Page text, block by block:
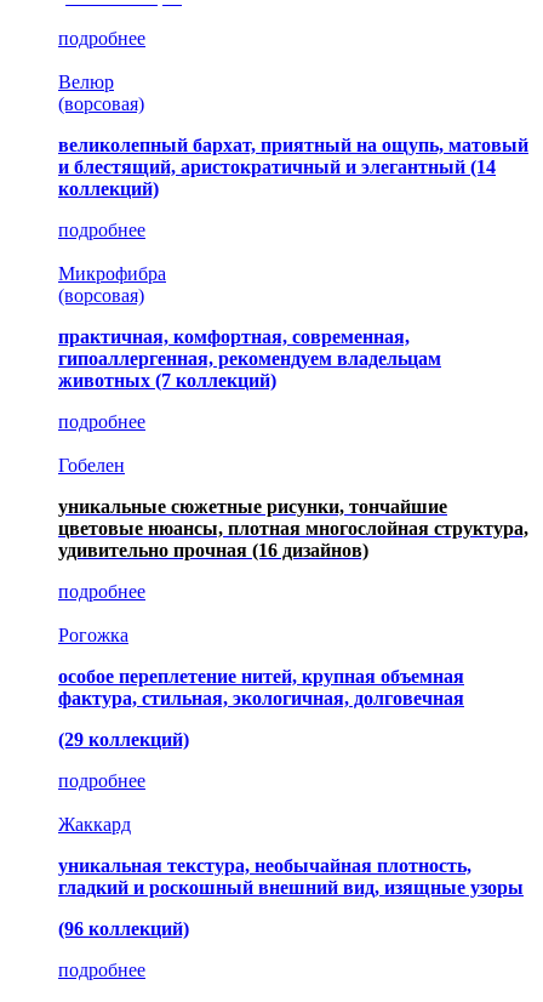
подробнее
Велюр
(ворсовая)
великолепный бархат, приятный на ощупь, матовый
и блестящий, аристократичный и элегантный (14
коллекций)
подробнее
Микрофибра
(ворсовая)
практичная, комфортная, современная,
гипоаллергенная, рекомендуем владельцам
животных (7 коллекций)
подробнее
Гобелен
уникальные сюжетные рисунки, тончайшие
цветовые нюансы, плотная многослойная структура,
удивительно прочная (16 дизайнов)
подробнее
Рогожка
особое переплетение нитей, крупная объемная
фактура, стильная, экологичная, долговечная
(29 коллекций)
подробнее
Жаккард
уникальная текстура, необычайная плотность,
гладкий и роскошный внешний вид, изящные узоры
(96 коллекций)
подробнее